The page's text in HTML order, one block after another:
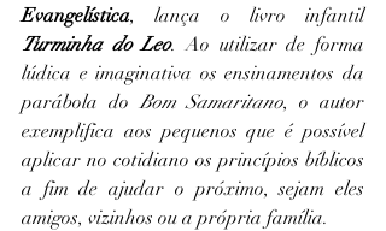
Evangelística
, lança o livro infantil
Turminha do Leo. Ao utilizar de forma
lúdica e imaginativa os ensinamentos da
parábola do Bom Samaritano, o autor
exemplifica aos pequenos que é possível
aplicar no cotidiano os princípios bíblicos
a fim de ajudar o próximo, sejam eles
amigos, vizinhos ou a própria família.